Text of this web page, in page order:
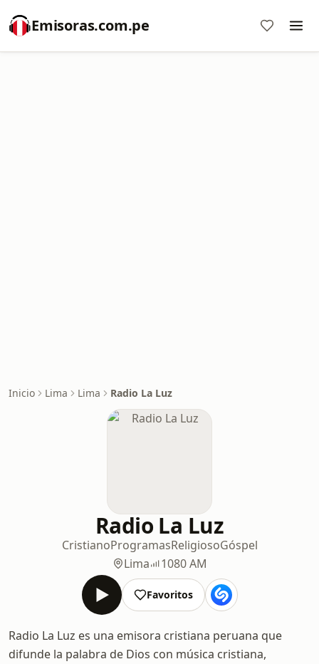
Emisoras.com.pe
Inicio Lima Lima Radio La Luz
Radio La Luz
CristianoProgramasReligiosoGóspel
Lima
1080 AM
Favoritos
Radio La Luz es una emisora cristiana peruana que
difunde la palabra de Dios con música cristiana,